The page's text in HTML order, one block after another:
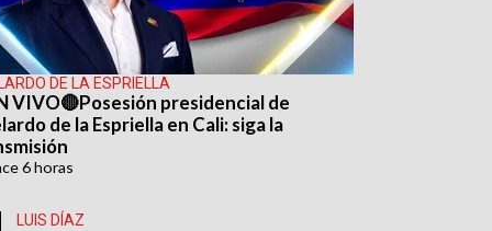
DE LA ESPRIELLA
VIVO🔴Posesión presidencial de
de la Espriella en Cali: siga la
6 horas
LUIS DÍAZ